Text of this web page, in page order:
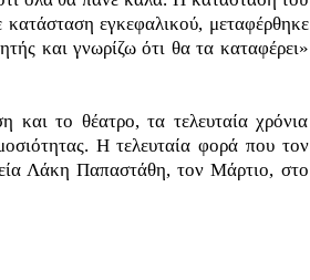
κατάσταση εγκεφαλικού, μεταφέρθηκε
και γνωρίζω ότι θα τα καταφέρει»
και το θέατρο, τα τελευταία χρόνια
Η τελευταία φορά που τον
Λάκη Παπαστάθη, τον Μάρτιο, στο